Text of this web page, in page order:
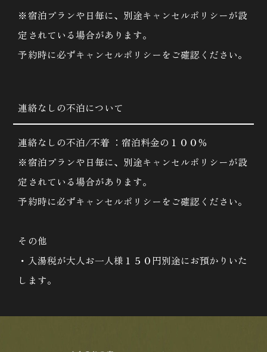
※宿泊プランや日毎に、別途キャンセルポリシーが設
定されている場合があります。
予約時に必ずキャンセルポリシーをご確認ください。
連絡なしの不泊について
連絡なしの不泊/不着 ：宿泊料金の１００％
※宿泊プランや日毎に、別途キャンセルポリシーが設
定されている場合があります。
予約時に必ずキャンセルポリシーをご確認ください。
その他
・入湯税が大人お一人様１５０円別途にお預かりいた
します。